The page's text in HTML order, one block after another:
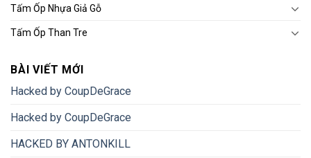
Tấm Ốp Nhựa Giả Gỗ
Tấm Ốp Than Tre
BÀI VIẾT MỚI
Hacked by CoupDeGrace
Hacked by CoupDeGrace
HACKED BY ANTONKILL